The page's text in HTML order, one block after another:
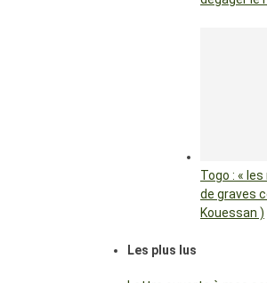
Togo : «
de graves
Kouessan )
Les plus lus